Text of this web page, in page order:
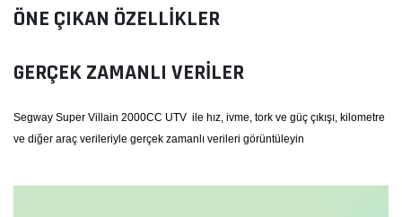
ÖNE ÇIKAN ÖZELLİKLER
GERÇEK ZAMANLI VERILER
Segway Super Villain 2000CC UTV ile hız, ivme, tork ve güç çıkışı, kilometre
ve diğer araç verileriyle gerçek zamanlı verileri görüntüleyin